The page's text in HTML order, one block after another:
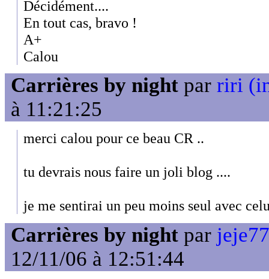
Décidément....
En tout cas, bravo !
A+
Calou
Carrières by night par riri
à 11:21:25
merci calou pour ce beau CR ..
tu devrais nous faire un joli blog ....
je me sentirai un peu moins seul avec
Carrières by night par
12/11/06 à 12:51:44